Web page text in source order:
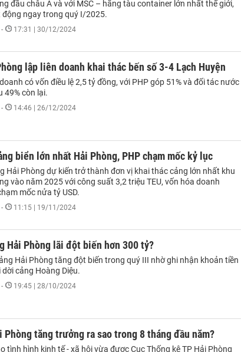
đầu châu Á và với MSC – hãng tàu container lớn nhất thế giới,
động ngay trong quý I/2025.
- 17:31 | 30/12/2024
lập liên doanh khai thác bến số 3-4 Lạch Huyện
có vốn điều lệ 2,5 tỷ đồng, với PHP góp 51% và đối tác nước
49% còn lại.
- 14:46 | 26/12/2024
biển lớn nhất Hải Phòng, PHP chạm mốc kỷ lục
Hải Phòng dự kiến trở thành đơn vị khai thác cảng lớn nhất khu
vào năm 2025 với công suất 3,2 triệu TEU, vốn hóa doanh
mốc nửa tỷ USD.
- 11:15 | 19/11/2024
Hải Phòng lãi đột biến hơn 300 tỷ?
Hải Phòng tăng đột biến trong quý III nhờ ghi nhận khoản tiền
dời cảng Hoàng Diệu.
- 19:45 | 28/10/2024
Phòng tăng trưởng ra sao trong 8 tháng đầu năm?
tình hình kinh tế - xã hội vừa được Cục Thống kê TP Hải Phòng